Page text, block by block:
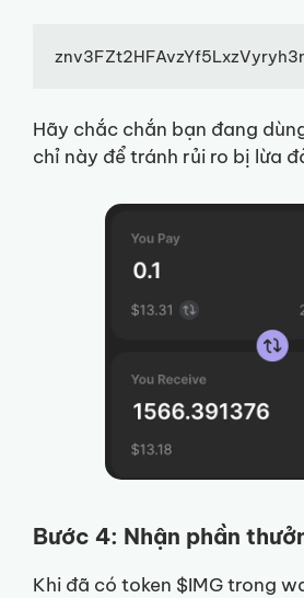
Hãy chắc chắn bạn đang
chỉ này để tránh rủi ro bị lừa
Bước 4: Nhận phần
Khi đã có token $IMG trong